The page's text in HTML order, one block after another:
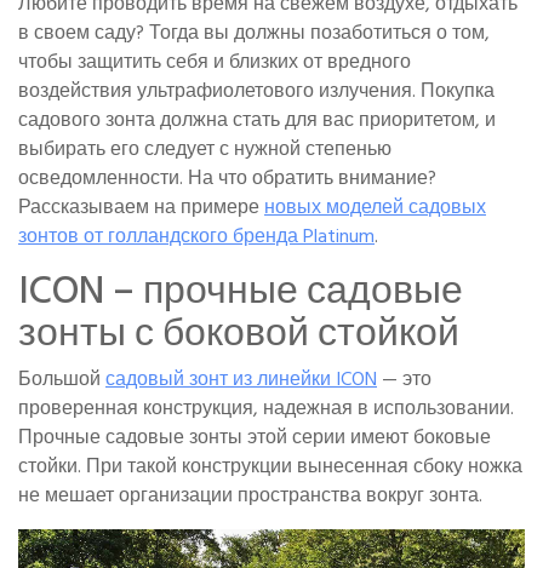
в своем саду? Тогда вы должны позаботиться о том,
чтобы защитить себя и близких от вредного
воздействия ультрафиолетового излучения. Покупка
садового зонта должна стать для вас приоритетом, и
выбирать его следует с нужной степенью
осведомленности. На что обратить внимание?
Рассказываем на примереновых моделей садовых
зонтов от голландского бренда Platinum.
ICON – прочные садовые
зонты с боковой стойкой
Большойсадовый зонт из линейки ICON— это
проверенная конструкция, надежная в использовании.
Прочные садовые зонты этой серии имеют боковые
стойки. При такой конструкции вынесенная сбоку ножка
не мешает организации пространства вокруг зонта.